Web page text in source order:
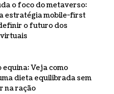
o foco do metaverso:
estratégia mobile-first
o futuro dos
Veja como
dieta equilibrada sem
na ração